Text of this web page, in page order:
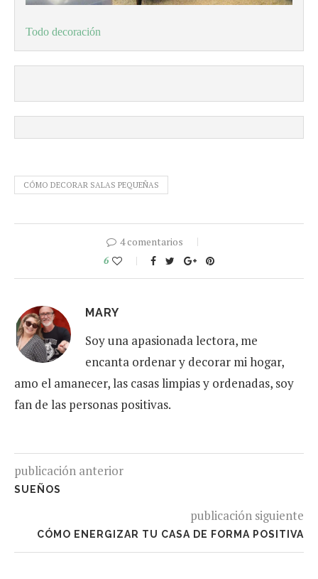
Todo decoración
CÓMO DECORAR SALAS PEQUEÑAS
4 comentarios
6
MARY
Soy una apasionada lectora, me
encanta ordenar y decorar mi hogar,
amo el amanecer, las casas limpias y ordenadas, soy
fan de las personas positivas.
publicación anterior
SUEÑOS
publicación siguiente
CÓMO ENERGIZAR TU CASA DE FORMA POSITIVA